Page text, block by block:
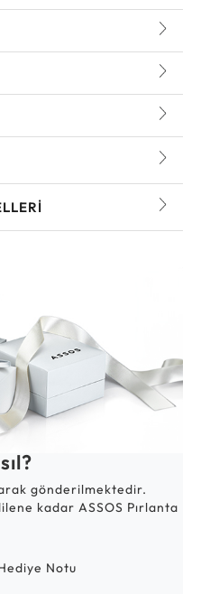
gönderilmektedir.
kadar ASSOS Pırlanta
Notu